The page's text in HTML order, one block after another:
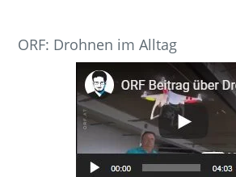
ORF: Drohnen im Alltag